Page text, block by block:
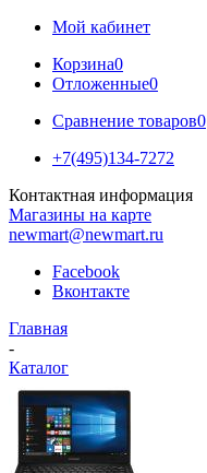
Мой кабинет
Корзина0
Отложенные0
Сравнение товаров0
+7(495)134-7272
Контактная информация
Магазины на карте
newmart@newmart.ru
Facebook
Вконтакте
Главная
-
Каталог